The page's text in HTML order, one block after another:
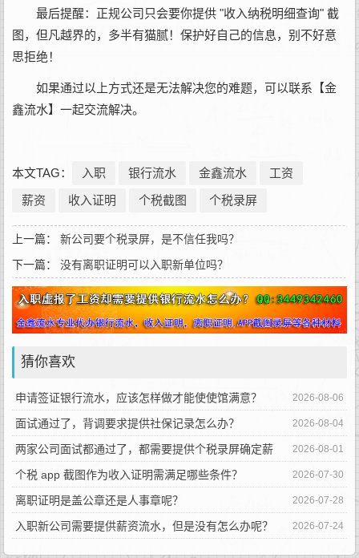
最后提醒：正规公司只会要你提供 "收入纳税明细查询" 截
图，但凡越界的，多半有猫腻！保护好自己的信息，别不好意
思拒绝！
如果通过以上方式还是无法解决您的难题，可以联系【金
鑫流水】一起交流解决。
本文TAG： 入职 银行流水 金鑫流水
工资
薪资
收入证明 个税截图 个税录屏
上一篇： 新公司要个税录屏，是不信任我吗？
下一篇： 没有离职证明可以入职新单位吗？
猜你喜欢
2026-08-06
申请签证银行流水，应该怎样做才能使使馆满意？
2026-08-04
面试通过了，背调要求提供社保记录怎么办？
2026-08-01
两家公司面试都通过了，都需要提供个税录屏确定薪
资，靠谱吗？
2026-07-30
个税 app 截图作为收入证明需满足哪些条件？
2026-07-28
离职证明是盖公章还是人事章呢？
2026-07-24
入职新公司需要提供薪资流水，但是没有怎么办呢？